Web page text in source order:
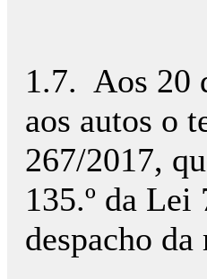
1.7. Aos 20
aos autos o
267/2017,
135.º da
despacho